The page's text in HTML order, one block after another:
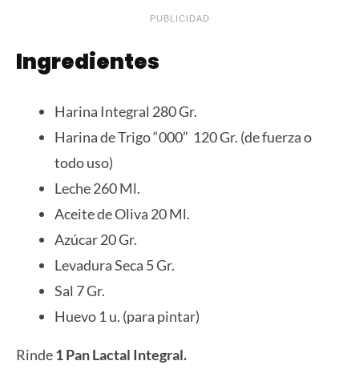
PUBLICIDAD
Ingredientes
Harina Integral 280 Gr.
Harina de Trigo “000” 120 Gr. (de fuerza o
todo uso)
Leche 260 Ml.
Aceite de Oliva 20 Ml.
Azúcar 20 Gr.
Levadura Seca 5 Gr.
Sal 7 Gr.
Huevo 1 u. (para pintar)
Rinde1 Pan Lactal Integral.